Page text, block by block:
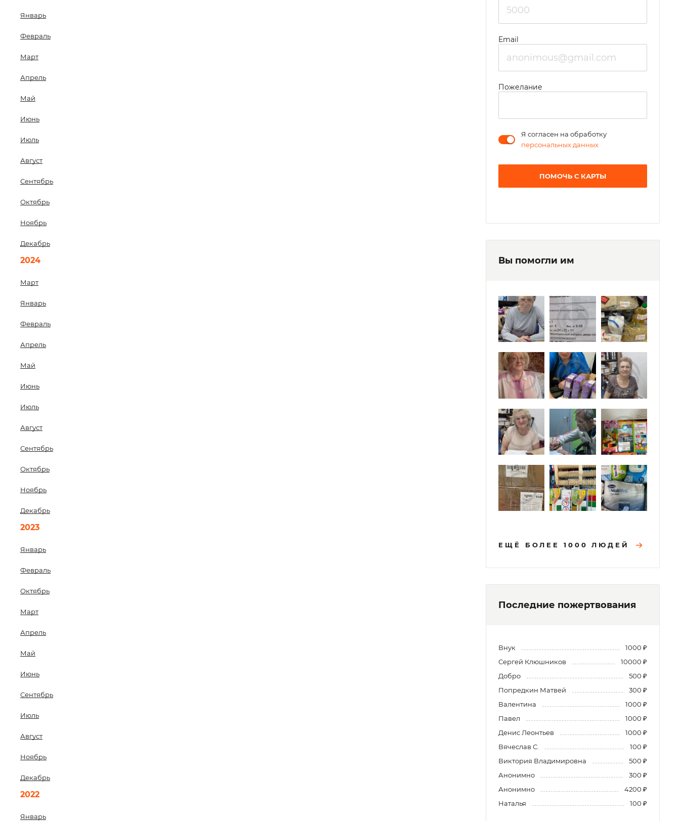
Январь
Февраль
Март
Апрель
Май
Июнь
Июль
Август
Сентябрь
Октябрь
Ноябрь
Декабрь
2024
Март
Январь
Февраль
Апрель
Май
Июнь
Июль
Август
Сентябрь
Октябрь
Ноябрь
Декабрь
2023
Январь
Февраль
Октябрь
Март
Апрель
Май
Июнь
Сентябрь
Июль
Август
Ноябрь
Декабрь
2022
Январь
Email
Пожелание
Я согласен на обработку
персональных данных
ПОМОЧЬ С КАРТЫ
Вы помогли им
ЕЩЁ БОЛЕЕ 1000 ЛЮДЕЙ
Последние пожертвования
Внук
1000 ₽
Сергей Клюшников
10000 ₽
Добро
500 ₽
Попредкин Матвей
300 ₽
Валентина
1000 ₽
Павел
1000 ₽
Денис Леонтьев
1000 ₽
Вячеслав С.
100 ₽
Виктория Владимировна
500 ₽
Анонимно
300 ₽
Анонимно
4200 ₽
Наталья
100 ₽